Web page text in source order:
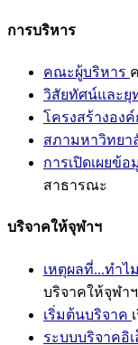
การบริหาร
คณะผู้บริหาร
วิสัยทัศน์และยุ
โครงสร้างองค์
สภามหาวิทยา
การเปิดเผยข้
สาธารณะ
บริจาคให้จุฬาฯ
เหตุผลที่...ทำไ
บริจาคให้จุฬาฯ
เริ่มต้นบริจาค
ระบบบริจาคอิ